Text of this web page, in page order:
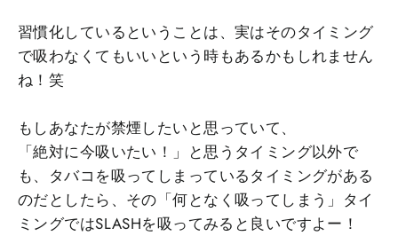
習慣化しているということは、実はそのタイミング
で吸わなくてもいいという時もあるかもしれません
ね！笑
もしあなたが禁煙したいと思っていて、
「絶対に今吸いたい！」と思うタイミング以外で
も、タバコを吸ってしまっているタイミングがある
のだとしたら、その「何となく吸ってしまう」タイ
ミングではSLASHを吸ってみると良いですよー！